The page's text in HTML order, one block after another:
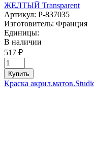
ЖЕЛТЫЙ Transparent
Артикул: P-837035
Изготовитель: Франция
Единицы:
В наличии
517 ₽
Купить
Краска